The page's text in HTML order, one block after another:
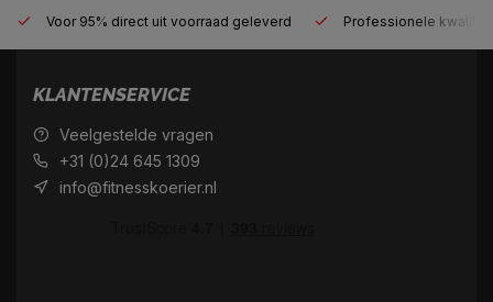
Voor 95% direct uit voorraad geleverd Professionele
KLANTENSERVICE
Veelgestelde vragen
+31 (0)24 645 1309
info@fitnesskoerier.nl